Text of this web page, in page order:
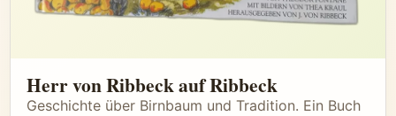
Herr von Ribbeck auf Ribbeck
Geschichte über Birnbaum und Tradition. Ein Buch